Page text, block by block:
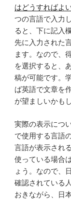
はどうすればよ
つの言語で入力
ると、下に記入
先に入力された
ます。なので、
を選択すると、
稿が可能です。
ば英語で文章を
が望ましいかも
実際の表示につ
で使用する言語
言語が表示され
使っている場合
ょう。なので、
確認されている
おきながら、日